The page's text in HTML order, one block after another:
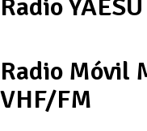
Radio
Radio Móvil
VHF/FM